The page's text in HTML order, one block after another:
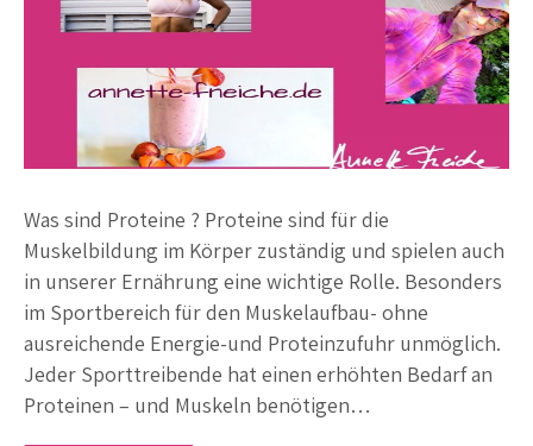
Was sind Proteine ? Proteine sind für die
Muskelbildung im Körper zuständig und spielen auch
in unserer Ernährung eine wichtige Rolle. Besonders
im Sportbereich für den Muskelaufbau- ohne
ausreichende Energie-und Proteinzufuhr unmöglich.
Jeder Sporttreibende hat einen erhöhten Bedarf an
Proteinen – und Muskeln benötigen…